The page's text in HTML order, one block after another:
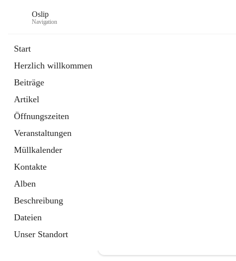
Oslip
Navigation
Start
Herzlich willkommen
Beiträge
Artikel
Öffnungszeiten
Veranstaltungen
Müllkalender
Kontakte
Alben
Beschreibung
Dateien
Unser Standort